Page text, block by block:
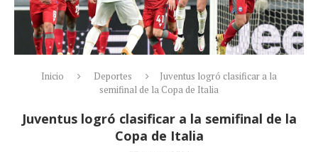
Inicio Deportes
Juventus logró clasificar a la
semifinal de la Copa de Italia
Juventus logró clasificar a la semifinal de la
Copa de Italia